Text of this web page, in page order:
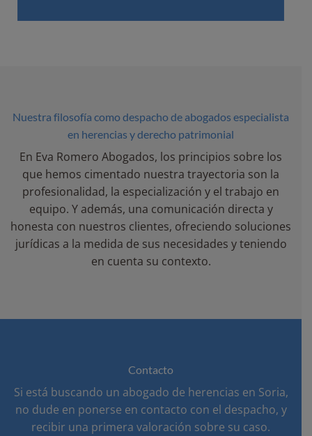
Nuestra filosofía como despacho de abogados especialista
en herencias y derecho patrimonial
En Eva Romero Abogados, los principios sobre los
que hemos cimentado nuestra trayectoria son la
profesionalidad, la especialización y el trabajo en
equipo. Y además, una comunicación directa y
honesta con nuestros clientes, ofreciendo soluciones
jurídicas a la medida de sus necesidades y teniendo
en cuenta su contexto.
Contacto
Si está buscando un abogado de herencias en Soria,
no dude en ponerse en contacto con el despacho, y
recibir una primera valoración sobre su caso.